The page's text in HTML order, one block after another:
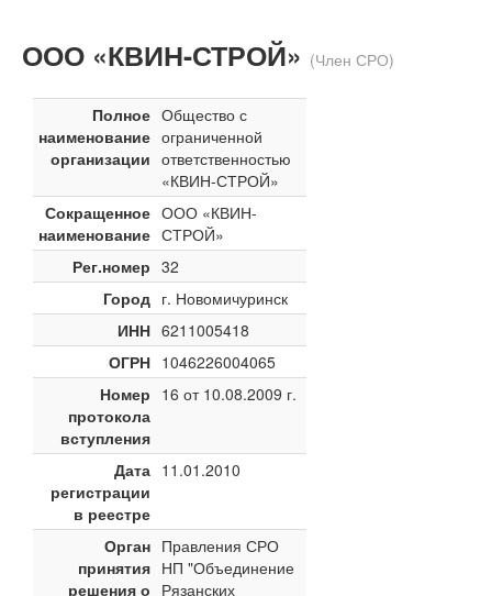
ООО «КВИН-СТРОЙ» (Член СРО)
Полное
наименование
организации
Общество с
ограниченной
ответственностью
«КВИН-СТРОЙ»
Сокращенное
наименование
ООО «КВИН-
СТРОЙ»
Рег.номер 32
Город г. Новомичуринск
ИНН 6211005418
ОГРН 1046226004065
Номер
протокола
вступления
16 от 10.08.2009 г.
Дата
регистрации
в реестре
11.01.2010
Орган
принятия
решения о
Правления СРО
НП "Объединение
Рязанских